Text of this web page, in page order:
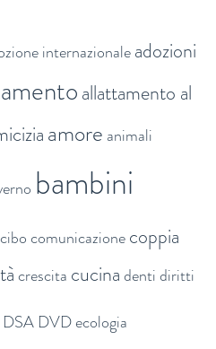
internazionaleadozioni
allattamento al
amore animali
bambini
cibocomunicazionecoppia
crescita cucinadentidiritti
DSA DVDecologia